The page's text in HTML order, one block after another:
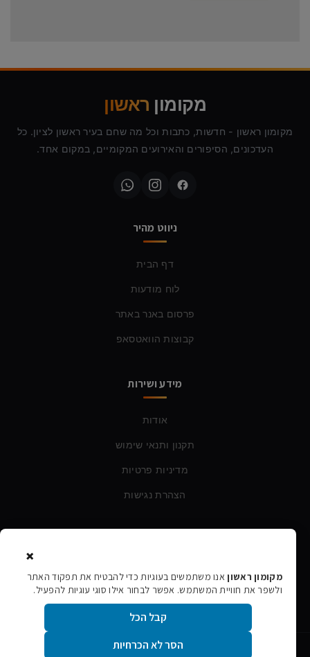
מקומון ראשון
מקומון ראשון - חדשות, כתבות וכל מה שחם בעיר ראשון לציון. כל
העדכונים, הסיפורים והאירועים המקומיים, במקום אחד.
ניווט מהיר
דף הבית
לוח מודעות
פרסום באנר באתר
קבוצות הוואטסאפ
מידע ושירות
אודות
תקנון ותנאי שימוש
מדיניות פרטיות
הצהרת נגישות
טלפון: 054-760-6388
×
מקומון ראשוןאנו משתמשים בעוגיות כדי להבטיח את תפקוד האתר
ולשפר את חוויית המשתמש. אפשר לבחור אילו סוגי עוגיות להפעיל.
קבל הכל
הסר לא הכרחיות